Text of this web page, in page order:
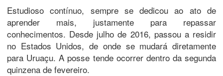
Estudioso contínuo, sempre se dedicou ao ato de
aprender mais, justamente para repassar
conhecimentos. Desde julho de 2016, passou a residir
no Estados Unidos, de onde se mudará diretamente
para Uruaçu. A posse tende ocorrer dentro da segunda
quinzena de fevereiro.